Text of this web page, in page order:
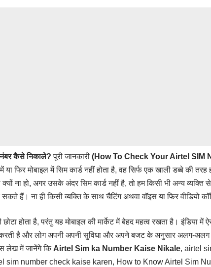
कैसे निकाले?पूरी जानकारी (How To Check Your Airtel SIM
या फिर मोबाइल में सिम कार्ड नहीं होता है, वह सिर्फ एक खाली डब्बे की तरह
क्यों ना हो, अगर उसके अंदर सिम कार्ड नहीं है, तो हम किसी भी अन्य
हैं। ना ही किसी व्यक्ति के साथ चैटिंग अथवा वॉइस या फिर वीडियो
होता है, परंतु यह मोबाइल की मार्केट में बेहद महत्व रखता है। इंडिया में
करती है और लोग अपनी अपनी सुविधा और अपने बजट के अनुसार अलग-अलग
लेख में जानेंगे कि Airtel Sim ka Number Kaise Nikale, airtel
sim number check kaise karen, How to Know Airtel Sim